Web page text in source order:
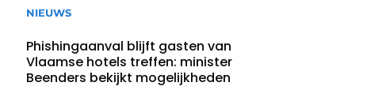
NIEUWS
Phishingaanval blijft gasten van
Vlaamse hotels treffen: minister
Beenders bekijkt mogelijkheden